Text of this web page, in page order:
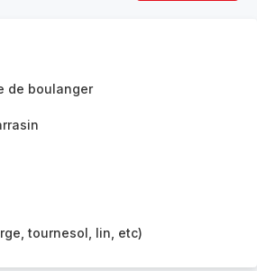
de boulanger
tournesol, lin, etc)